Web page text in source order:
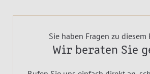
Sie haben Fragen zu diesem
Wir beraten Sie